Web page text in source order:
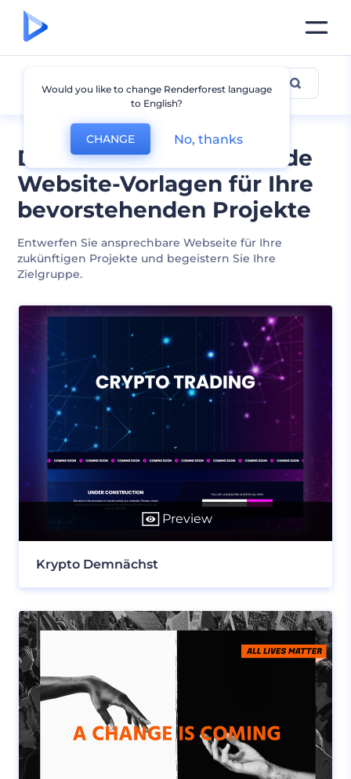
Demnächst erscheinende
Website-Vorlagen für Ihre
bevorstehenden Projekte
Entwerfen Sie ansprechbare Webseite für Ihre
zukünftigen Projekte und begeistern Sie Ihre
Zielgruppe.
Demnächst verfügbar
Preview
Krypto Demnächst
Would you like to change Renderforest language
to English?
CHANGE No, thanks